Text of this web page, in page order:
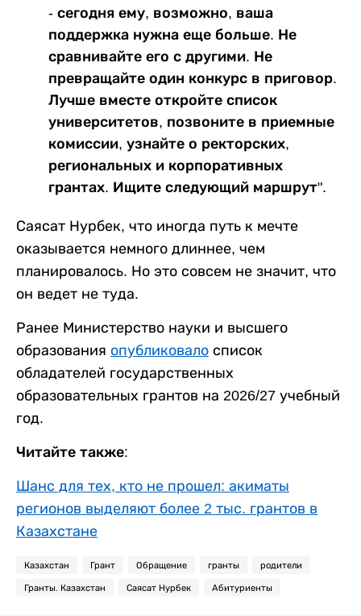
- сегодня ему, возможно, ваша
поддержка нужна еще больше. Не
сравнивайте его с другими. Не
превращайте один конкурс в приговор.
Лучше вместе откройте список
университетов, позвоните в приемные
комиссии, узнайте о ректорских,
региональных и корпоративных
грантах. Ищите следующий маршрут".
Саясат Нурбек, что иногда путь к мечте
оказывается немного длиннее, чем
планировалось. Но это совсем не значит, что
он ведет не туда.
Ранее Министерство науки и высшего
образования опубликовало список
обладателей государственных
образовательных грантов на 2026/27 учебный
год.
Читайте также:
Шанс для тех, кто не прошел: акиматы
регионов выделяют более 2 тыс. грантов в
Казахстане
Казахстан Грант Обращение гранты родители
Гранты. Казахстан Саясат Нурбек Абитуриенты